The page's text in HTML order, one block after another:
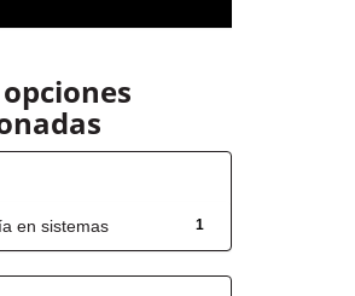
1
en sistemas